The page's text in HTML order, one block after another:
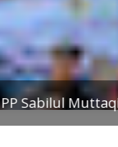
Outing